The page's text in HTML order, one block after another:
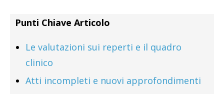
Punti Chiave Articolo
Le valutazioni sui reperti e il quadro
clinico
Atti incompleti e nuovi approfondimenti